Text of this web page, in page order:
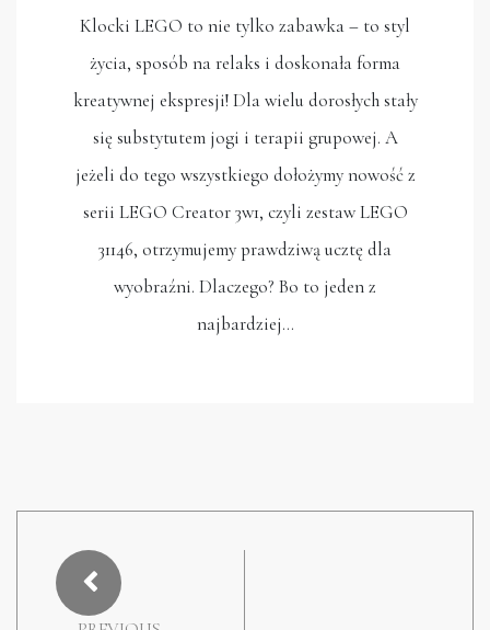
Klocki LEGO to nie tylko zabawka – to styl
życia, sposób na relaks i doskonała forma
kreatywnej ekspresji! Dla wielu dorosłych stały
się substytutem jogi i terapii grupowej. A
jeżeli do tego wszystkiego dołożymy nowość z
serii LEGO Creator 3w1, czyli zestaw LEGO
31146, otrzymujemy prawdziwą ucztę dla
wyobraźni. Dlaczego? Bo to jeden z
najbardziej…